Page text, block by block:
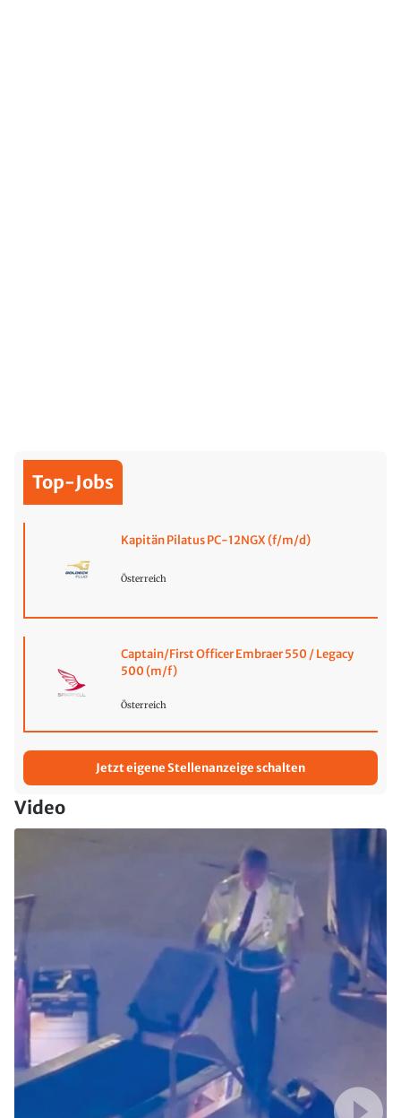
Top-Jobs
Kapitän Pilatus PC-12NGX (f/m/d)
Österreich
Captain/First Officer Embraer 550 / Legacy
500 (m/f)
Österreich
Jetzt eigene Stellenanzeige schalten
Video